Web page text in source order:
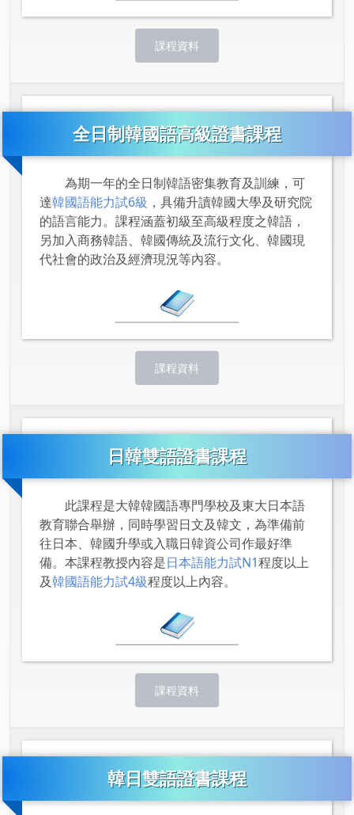
課程資料
全日制韓國語高級證書課程
為期一年的全日制韓語密集教育及訓練，可
達韓國語能力試6級 ，具備升讀韓國大學及研究院
的語言能力。課程涵蓋初級至高級程度之韓語，
另加入商務韓語、韓國傳統及流行文化、韓國現
代社會的政治及經濟現況等內容。
課程資料
日韓雙語證書課程
此課程是大韓韓國語專門學校及東大日本語
教育聯合舉辦，同時學習日文及韓文，為準備前
往日本、韓國升學或入職日韓資公司作最好準
備。本課程教授內容是日本語能力試N1程度以上
及韓國語能力試4級程度以上內容。
課程資料
韓日雙語證書課程